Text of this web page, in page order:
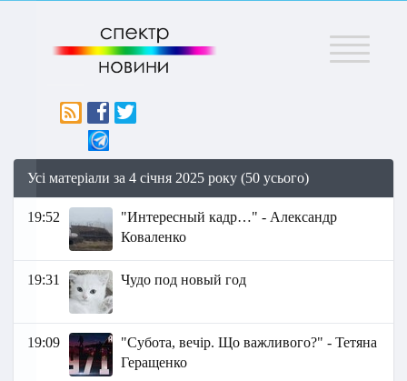
Меню
Усі матеріали за 4 січня 2025 року (50 усього)
19:52
"Интересный кадр…" - Александр
Коваленко
19:31 Чудо под новый год
19:09
"Субота, вечір. Що важливого?" - Тетяна
Геращенко